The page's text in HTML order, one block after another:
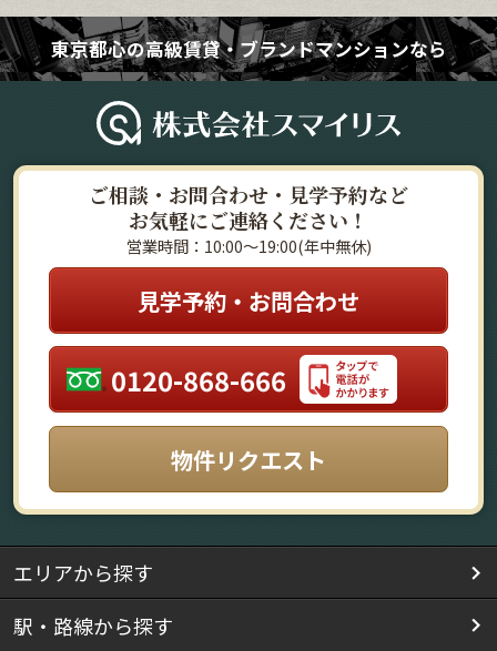
東京都心の高級賃貸・ブランドマンションなら
ご相談・お問合わせ・見学予約など
お気軽にご連絡ください！
営業時間：10:00～19:00(年中無休)
見学予約・お問合わせ
0120-868-666
物件リクエスト
エリアから探す
駅・路線から探す